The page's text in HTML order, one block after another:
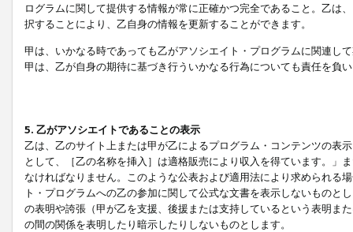
ログラムに関して提供する情報が常に正確かつ完全であること。乙は
択することにより、乙自身の情報を更新することができます。
甲は、いかなる時であっても乙がアソシエイト・プログラムに関連し
甲は、乙が自身の期待に基づき行ういかなる行為についても責任を負
5. 乙がアソシエイトであることの表示
乙は、乙のサイト上または甲が乙によるプログラム・コンテンツの表
として、［乙の名称を挿入］は適格販売により収入を得ています。」
なければなりません。このような公表および適用法により求められる
ト・プログラムへの乙の参加に関して公式な文書を表示しないもの
の表明や誇張（甲が乙を支援、後援または支持しているという表明ま
の間の関係を表明したり暗示したりしないものとします。